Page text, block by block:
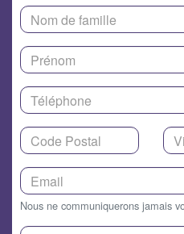
Nous ne communiquerons jamais